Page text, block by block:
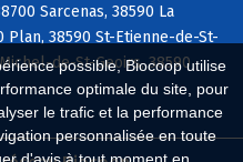
possible, Biocoop utilise
optimale du site, pour
le trafic et la performance
personnalisée en toute
Sarcenas, 38590 La
Plan, 38590 St-Etienne-de-St-
de-St-Geoirs, 38590